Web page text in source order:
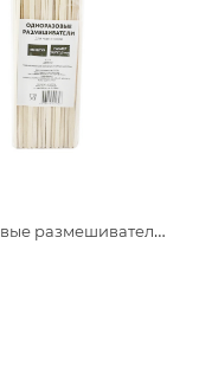
Одноразовые размешиватели для чая и кофе, 190х6х1,3